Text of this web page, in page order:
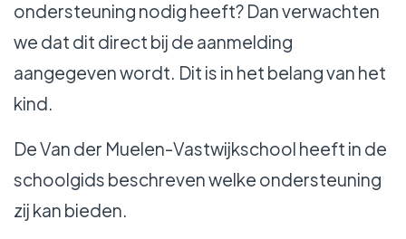
ondersteuning nodig heeft? Dan verwachten
we dat dit direct bij de aanmelding
aangegeven wordt. Dit is in het belang van het
kind.
De Van der Muelen-Vastwijkschool heeft in de
schoolgids beschreven welke ondersteuning
zij kan bieden.